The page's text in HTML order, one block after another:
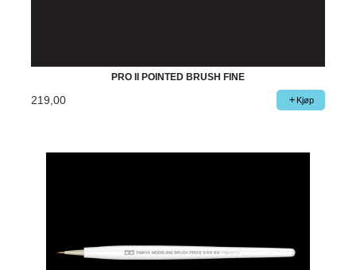
PRO II POINTED BRUSH FINE
219,00 Kjøp